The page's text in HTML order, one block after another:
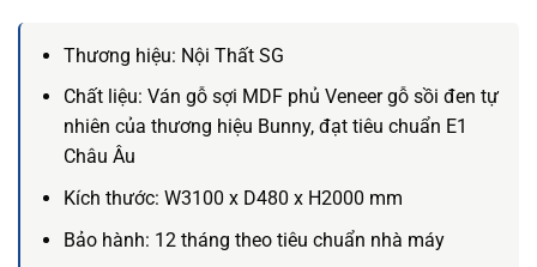
Thương hiệu: Nội Thất SG
Chất liệu: Ván gỗ sợi MDF phủ Veneer gỗ sồi đen tự
nhiên của thương hiệu Bunny, đạt tiêu chuẩn E1
Châu Âu
Kích thước: W3100 x D480 x H2000 mm
Bảo hành: 12 tháng theo tiêu chuẩn nhà máy